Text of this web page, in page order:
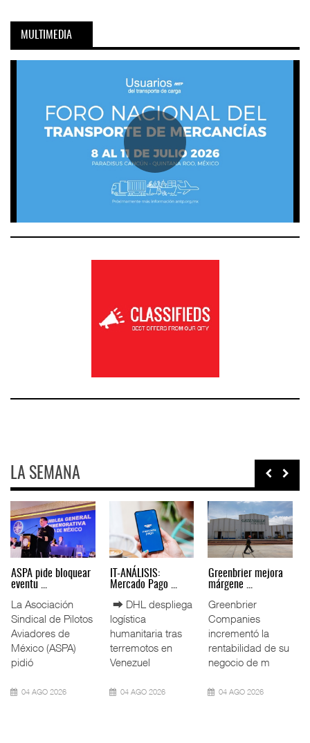
MULTIMEDIA
LA SEMANA
Miguel Ángel Bres
encabez ...
La Confederación
de Cámaras
Industriales
(CONCAMIN)
designó a Migu
07 AGO 2026
IT-ANÁLISIS: Puerto
Lázar ...
⮕ Canal de
Panamá reducirá
nuevamente el
calado de
Neopanamax ⮕
06 AGO 2026
La ATTRAPI licita
red de ...
La Agencia de
Trenes y
Transporte Público
Integrado
(ATTRAPI) abri
06 AGO 2026